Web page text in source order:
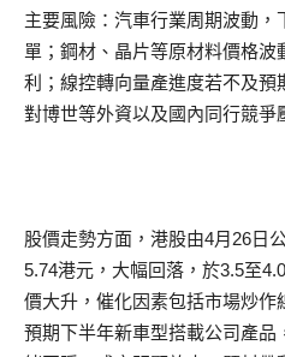
主要風險：汽車行業周期波動
單；鋼材、晶片等原材料價格
利；線控轉向量產進度若不及
對博世等外資以及國內同行競爭
股價走勢方面，港股由4月26日
5.74港元，大幅回落，於3.5至
價大升，催化因素包括市場炒作
預期下半年新車型搭載公司產